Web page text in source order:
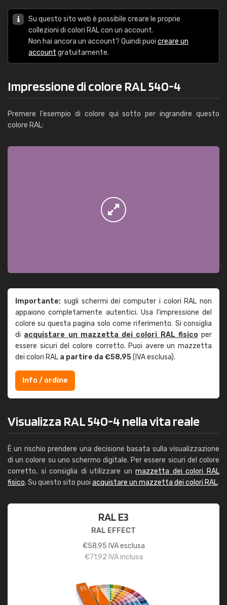
Su questo sito web è possibile creare le proprie
collezioni di colori RAL con un account.
Non hai ancora un account? Quindi puoi creare un
account gratuitamente.
Impressione di colore RAL 540-4
Premere l'esempio di colore qui sotto per ingrandire questo
colore RAL:
Importante: sugli schermi dei computer i colori RAL non
appaiono completamente autentici. Usa l'impressione del
colore su questa pagina solo come riferimento. Si consiglia
di acquistare un mazzetta dei colori RAL fisicoper
essere sicuri del colore corretto. Puoi avere un mazzetta
dei colori RAL a partire da €58,95(IVA esclusa).
Info / ordine
Visualizza RAL 540-4 nella vita reale
È un rischio prendere una decisione basata sulla visualizzazione
di un colore su uno schermo digitale. Per essere sicuri del colore
corretto, si consiglia di utilizzare unmazzetta dei colori RAL
fisico. Su questo sito puoi acquistare un mazzetta dei colori RAL.
RAL E3
RAL EFFECT
€58,95 IVA esclusa
€71,92 IVA inclusa